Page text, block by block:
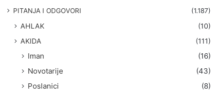
PITANJA I ODGOVORI (1.187)
AHLAK
(10)
AKIDA
(111)
Iman
(16)
Novotarije
(43)
Poslanici
(8)